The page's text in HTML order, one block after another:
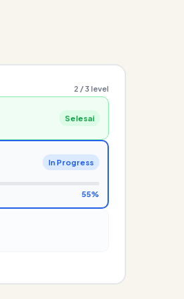
2 / 3 level
Selesai
In Progress
55%